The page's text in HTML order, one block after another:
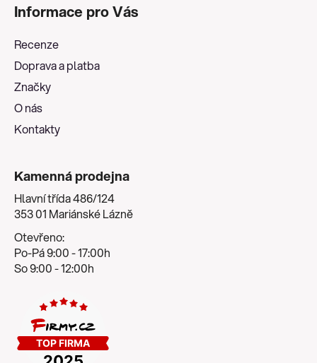
Informace pro Vás
Recenze
Doprava a platba
Značky
O nás
Kontakty
Kamenná prodejna
Hlavní třída 486/124
353 01 Mariánské Lázně
Otevřeno:
Po-Pá 9:00 - 17:00h
So 9:00 - 12:00h